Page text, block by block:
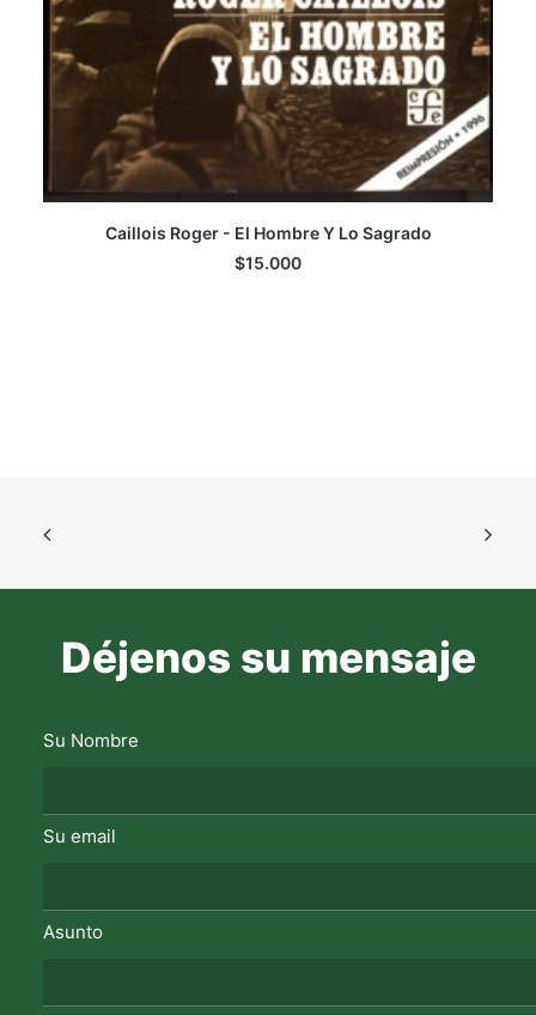
AGREGAR AL CARRITO
Caillois Roger - El Hombre Y Lo Sagrado
$15.000
Déjenos su mensaje
Su Nombre
Su email
Asunto